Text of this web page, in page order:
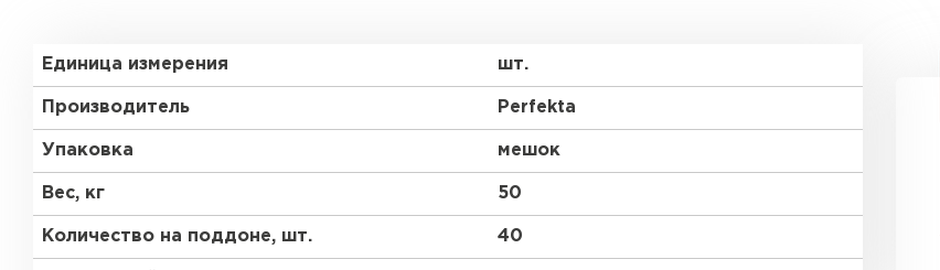
Газобетон Забудова
Единица измерения шт.
Производитель Perfekta
Упаковка мешок
Вес, кг 50
Количество на поддоне, шт. 40
Газобетон СК
Газобетон (ЕвроАэроБетон)